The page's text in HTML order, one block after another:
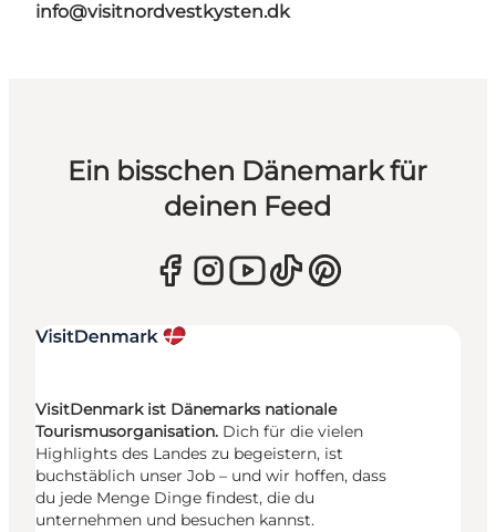
info@visitnordvestkysten.dk
Ein bisschen Dänemark für
deinen Feed
VisitDenmark ist Dänemarks nationale
Tourismusorganisation. Dich für die vielen
Highlights des Landes zu begeistern, ist
buchstäblich unser Job – und wir hoffen, dass
du jede Menge Dinge findest, die du
unternehmen und besuchen kannst.